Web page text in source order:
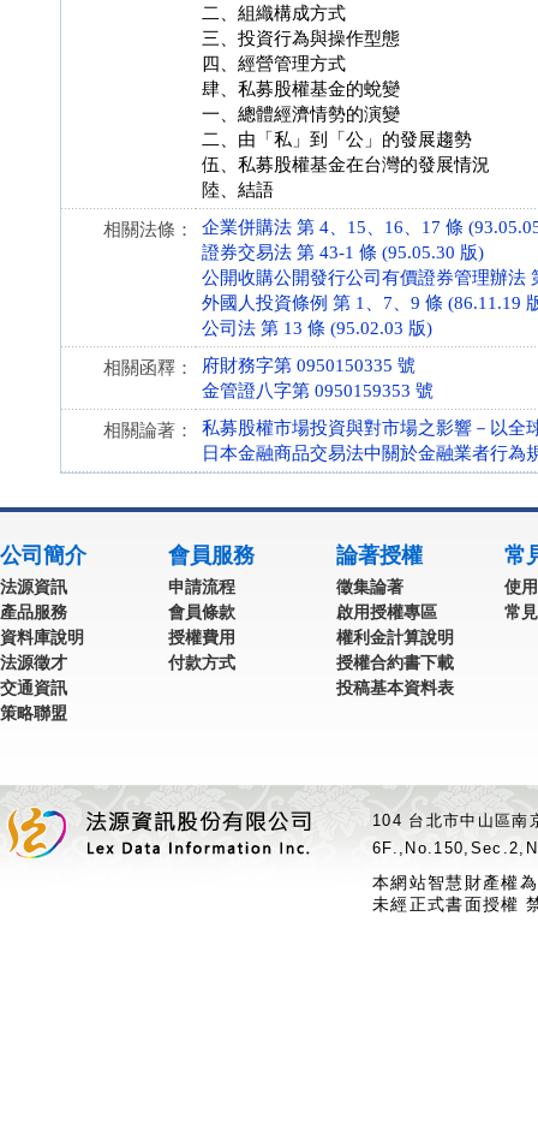
二、組織構成方式
三、投資行為與操作型態
四、經營管理方式
肆、私募股權基金的蛻變
一、總體經濟情勢的演變
二、由「私」到「公」的發展趨勢
伍、私募股權基金在台灣的發展情況
陸、結語
相關法條：
企業併購法 第 4、15、16、17 條
證券交易法 第 43-1 條 (95.05.30 版)
公開收購公開發行公司有價證券管理辦法
外國人投資條例 第 1、7、9 條 (86.11.19
公司法 第 13 條 (95.02.03 版)
相關函釋：
府財務字第 0950150335 號
金管證八字第 0950159353 號
相關論著：
私募股權市場投資與對市場之影響－以全
日本金融商品交易法中關於金融業者行為
公司簡介
法源資訊
產品服務
資料庫說明
法源徵才
交通資訊
策略聯盟
會員服務
申請流程
會員條款
授權費用
付款方式
論著授權
徵集論著
啟用授權專區
權利金計算說明
授權合約書下載
投稿基本資料表
常
使
常
104 台北市中山區
本網站智慧財產權
未經正式書面授權